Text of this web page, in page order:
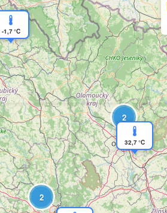
-1,7 °C
32,7 °C
2
2